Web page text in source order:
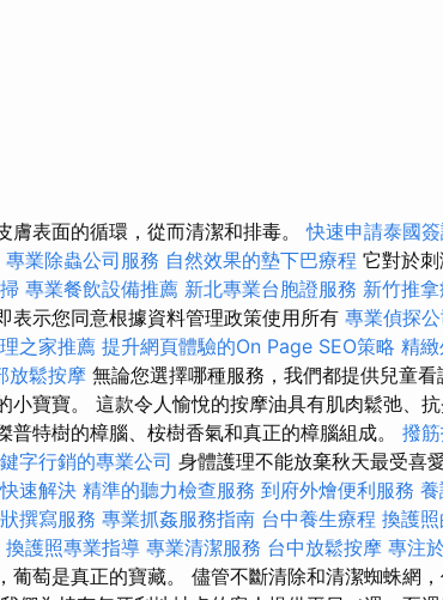
膚表面的循環，從而清潔和排毒。快速申請泰國
專業除蟲公司服務 自然效果的墊下巴療程 它對於
專業餐飲設備推薦 新北專業台胞證服務 新竹推
表示您同意根據資料管理政策使用所有 專業偵探
之家推薦 提升網頁體驗的On Page SEO策略 精
放鬆按摩 無論您選擇哪種服務，我們都提供兒童
小寶寶。 這款令人愉悅的按摩油具有肌肉鬆弛、
普特樹的樟腦、桉樹香氣和真正的樟腦組成。 撥
字行銷的專業公司 身體護理不能放棄秋天最受
速解決 精準的聽力檢查服務 到府外燴便利服務
撰寫服務 專業抓姦服務指南 台中養生療程 換護
換護照專業指導 專業清潔服務 台中放鬆按摩 專注
葡萄是真正的寶藏。 儘管不斷清除和清潔蜘蛛網